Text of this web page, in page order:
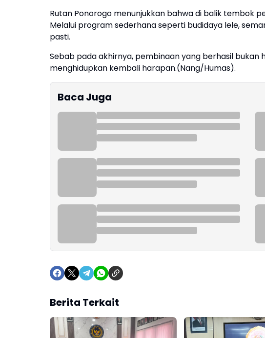
Rutan Ponorogo menunjukkan bahwa di balik tembok
Melalui program sederhana seperti budidaya lele,
pasti.
Sebab pada akhirnya, pembinaan yang berhasil
menghidupkan kembali harapan.(Nang/Humas).
Baca Juga
Berita Terkait